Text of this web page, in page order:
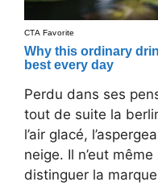
Perdu dans ses
tout de suite la
l’air glacé,
neige. Il n’eut
distinguer la